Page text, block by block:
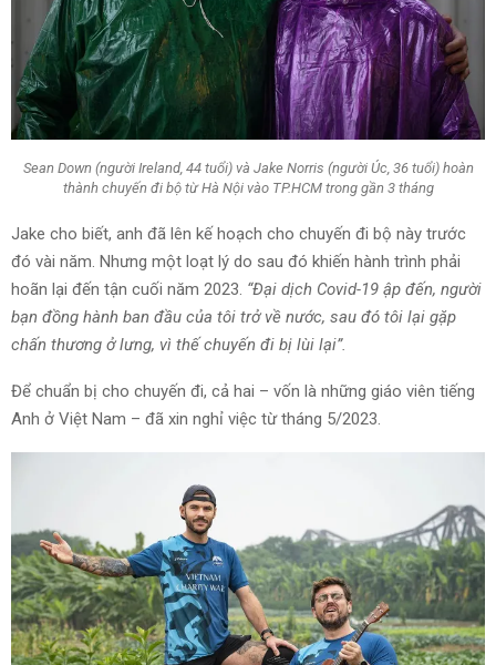
Sean Down (người Ireland, 44 tuổi) và Jake Norris (người Úc, 36 tuổi) hoàn
thành chuyến đi bộ từ Hà Nội vào TP.HCM trong gần 3 tháng
Jake cho biết, anh đã lên kế hoạch cho chuyến đi bộ này trước
đó vài năm. Nhưng một loạt lý do sau đó khiến hành trình phải
hoãn lại đến tận cuối năm 2023. “Đại dịch Covid-19 ập đến, người
bạn đồng hành ban đầu của tôi trở về nước, sau đó tôi lại gặp
chấn thương ở lưng, vì thế chuyến đi bị lùi lại”.
Để chuẩn bị cho chuyến đi, cả hai – vốn là những giáo viên tiếng
Anh ở Việt Nam – đã xin nghỉ việc từ tháng 5/2023.